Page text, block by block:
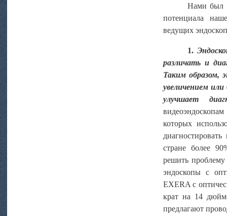
Нами был
потенциала
ведущих
1.
различать и
Таким образом,
увеличением или
улучшает
которых
стране более
решить
эндоскопы с
EXERA с
крат на 14
предлагают